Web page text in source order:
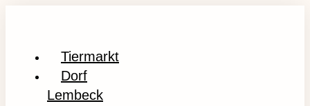
Tiermarkt
Dorf
Lembeck